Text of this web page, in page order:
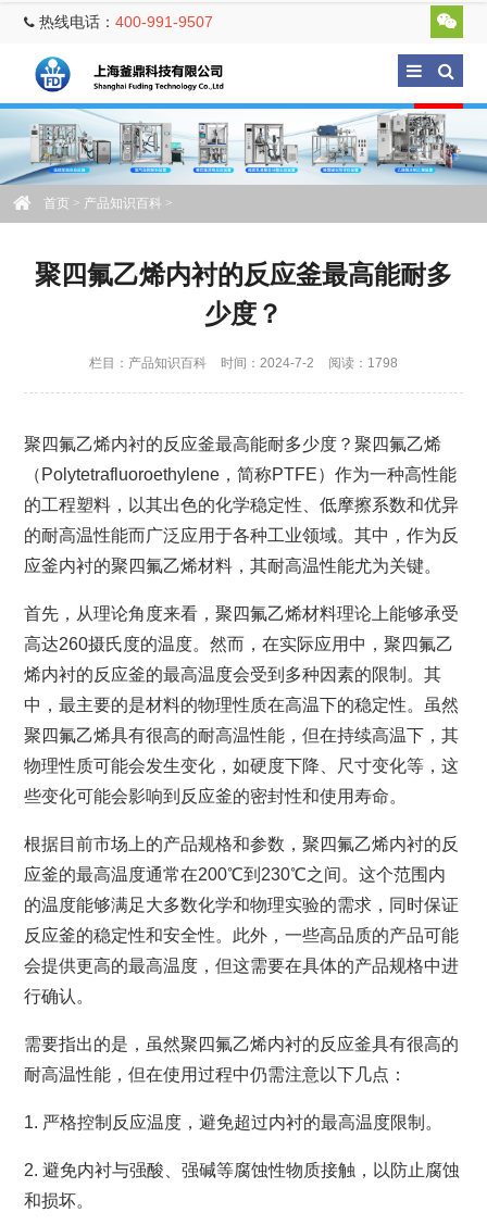
热线电话：400-991-9507
首页 > 产品知识百科 >
聚四氟乙烯内衬的反应釜最高能耐多
少度？
栏目： 产品知识百科 时间：2024-7-2 阅读：1798
聚四氟乙烯内衬的反应釜最高能耐多少度？聚四氟乙烯
（Polytetrafluoroethylene，简称PTFE）作为一种高性能
的工程塑料，以其出色的化学稳定性、低摩擦系数和优异
的耐高温性能而广泛应用于各种工业领域。其中，作为反
应釜内衬的聚四氟乙烯材料，其耐高温性能尤为关键。
首先，从理论角度来看，聚四氟乙烯材料理论上能够承受
高达260摄氏度的温度。然而，在实际应用中，聚四氟乙
烯内衬的反应釜的最高温度会受到多种因素的限制。其
中，最主要的是材料的物理性质在高温下的稳定性。虽然
聚四氟乙烯具有很高的耐高温性能，但在持续高温下，其
物理性质可能会发生变化，如硬度下降、尺寸变化等，这
些变化可能会影响到反应釜的密封性和使用寿命。
根据目前市场上的产品规格和参数，聚四氟乙烯内衬的反
应釜的最高温度通常在200℃到230℃之间。这个范围内
的温度能够满足大多数化学和物理实验的需求，同时保证
反应釜的稳定性和安全性。此外，一些高品质的产品可能
会提供更高的最高温度，但这需要在具体的产品规格中进
行确认。
需要指出的是，虽然聚四氟乙烯内衬的反应釜具有很高的
耐高温性能，但在使用过程中仍需注意以下几点：
1. 严格控制反应温度，避免超过内衬的最高温度限制。
2. 避免内衬与强酸、强碱等腐蚀性物质接触，以防止腐蚀
和损坏。